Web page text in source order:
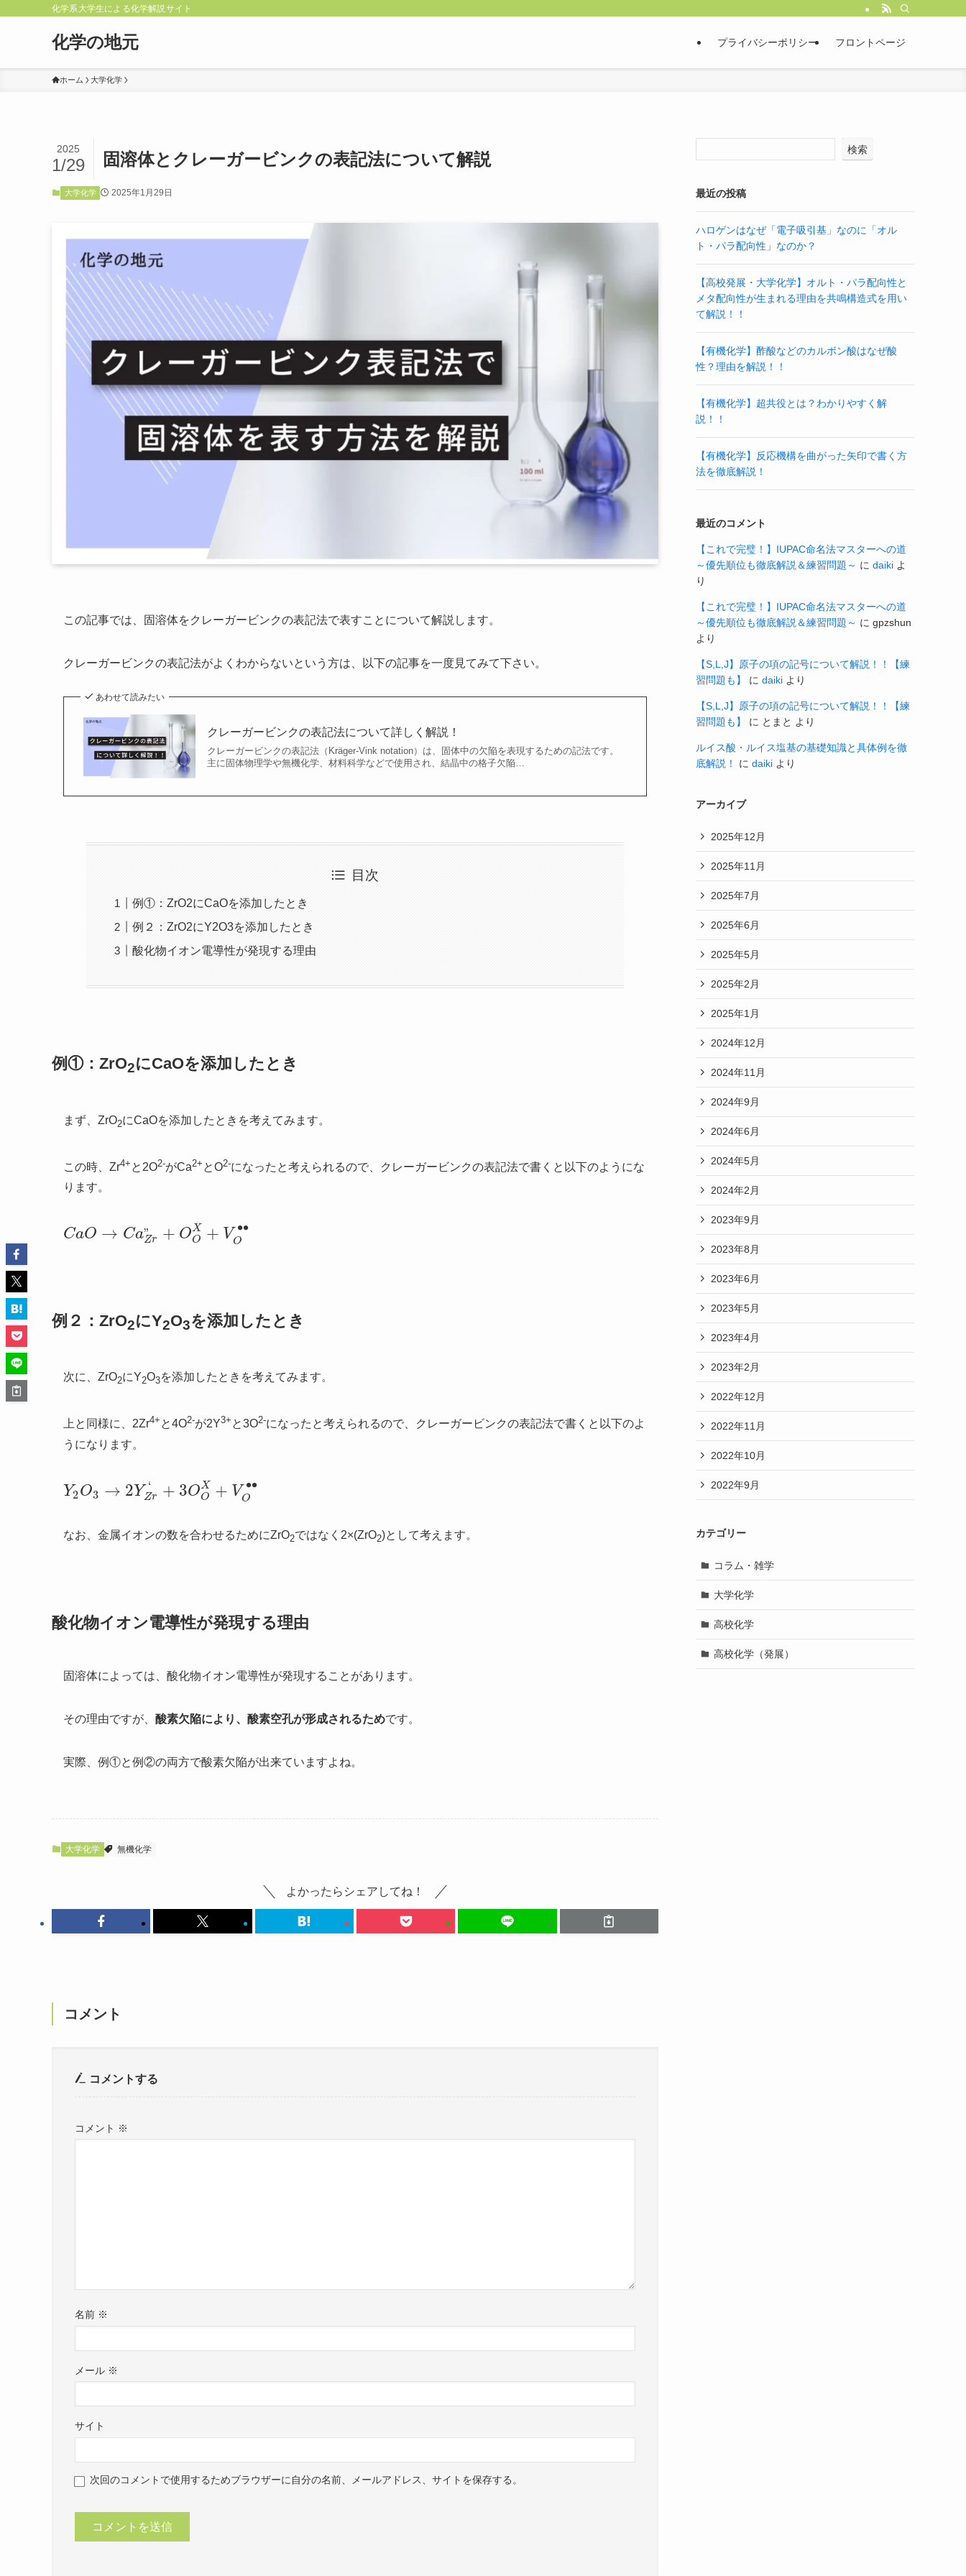
化学系大学生による化学解説サイト
化学の地元 プライバシーポリシー フロントページ
ホーム 大学化学
固溶体とクレーガービンクの表記法について解説
2025
1/29
大学化学 2025年1月29日
この記事では、固溶体をクレーガービンクの表記法で表すことについて解説します。
クレーガービンクの表記法がよくわからないという方は、以下の記事を一度見てみて下さい。
あわせて読みたい
クレーガービンクの表記法について詳しく解説！
クレーガービンクの表記法（Kräger-Vink notation）は、固体中の欠陥を表現するための記法です。
主に固体物理学や無機化学、材料科学などで使用され、結晶中の格子欠陥…
目次
例①：ZrO2にCaOを添加したとき
例２：ZrO2にY2O3を添加したとき
酸化物イオン電導性が発現する理由
例①：ZrO2にCaOを添加したとき
まず、ZrO2にCaOを添加したときを考えてみます。
この時、Zr4+ と2O2-がCa2+ とO2-になったと考えられるので、クレーガービンクの表記法で書くと以下のようにな
ります。
CaO → Ca”
Zr + OX
O + V ∙∙
O
CaO→ CaZ r”+OOX +VO••
例２：ZrO2にY2O3を添加したとき
次に、ZrO2にY2O3を添加したときを考えてみます。
上と同様に、2Zr4+ と4O2-が2Y3+ と3O2-になったと考えられるので、クレーガービンクの表記法で書くと以下のよ
うになります。
Y2O3 → 2Y ‘
Zr + 3OX
O + V ∙∙
O
Y2O3→ 2YZ r‘+3 OO X+ VO••
なお、金属イオンの数を合わせるためにZrO2ではなく2×(ZrO2)として考えます。
酸化物イオン電導性が発現する理由
固溶体によっては、酸化物イオン電導性が発現することがあります。
その理由ですが、 酸素欠陥により、酸素空孔が形成されるためです。
実際、例①と例②の両方で酸素欠陥が出来ていますよね。
大学化学 無機化学
よかったらシェアしてね！
コメント
コメントする
コメント ※
名前 ※
メール ※
サイト
次回のコメントで使用するためブラウザーに自分の名前、メールアドレス、サイトを保存する。
検索
最近の投稿
ハロゲンはなぜ「電子吸引基」なのに「オル
ト・パラ配向性」なのか？
【高校発展・大学化学】オルト・パラ配向性と
メタ配向性が生まれる理由を共鳴構造式を用い
て解説！！
【有機化学】酢酸などのカルボン酸はなぜ酸
性？理由を解説！！
【有機化学】超共役とは？わかりやすく解
説！！
【有機化学】反応機構を曲がった矢印で書く方
法を徹底解説！
最近のコメント
【これで完璧！】IUPAC命名法マスターへの道
～優先順位も徹底解説＆練習問題～ に daiki よ
り
【これで完璧！】IUPAC命名法マスターへの道
～優先順位も徹底解説＆練習問題～ に gpzshun
より
【S,L,J】原子の項の記号について解説！！【練
習問題も】
に daiki より
【S,L,J】原子の項の記号について解説！！【練
習問題も】
に とまと より
ルイス酸・ルイス塩基の基礎知識と具体例を徹
底解説！
に daiki より
アーカイブ
2025年12月
2025年11月
2025年7月
2025年6月
2025年5月
2025年2月
2025年1月
2024年12月
2024年11月
2024年9月
2024年6月
2024年5月
2024年2月
2023年9月
2023年8月
2023年6月
2023年5月
2023年4月
2023年2月
2022年12月
2022年11月
2022年10月
2022年9月
カテゴリー
コラム・雑学
大学化学
高校化学
高校化学（発展）